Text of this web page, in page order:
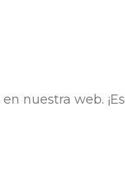
en nuestra web. ¡Es